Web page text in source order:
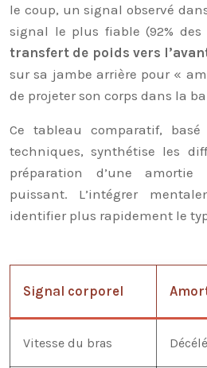
le coup, un signal observé
signal le plus fiable (92% des
transfert de poids vers
sur sa jambe arrière pour «
de projeter son corps dans la
Ce tableau comparatif, basé
techniques, synthétise les
préparation d’une
puissant. L’intégrer
identifier plus rapidement le
Signal corporel
Vitesse du bras